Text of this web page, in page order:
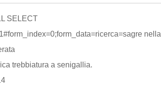
SELECT
nella
trebbiatura a senigallia.